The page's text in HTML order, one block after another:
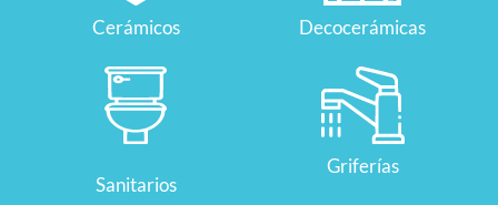
Cerámicos Decocerámicas
Sanitarios
Griferías